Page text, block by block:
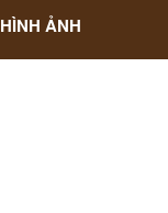
HÌNH ẢNH